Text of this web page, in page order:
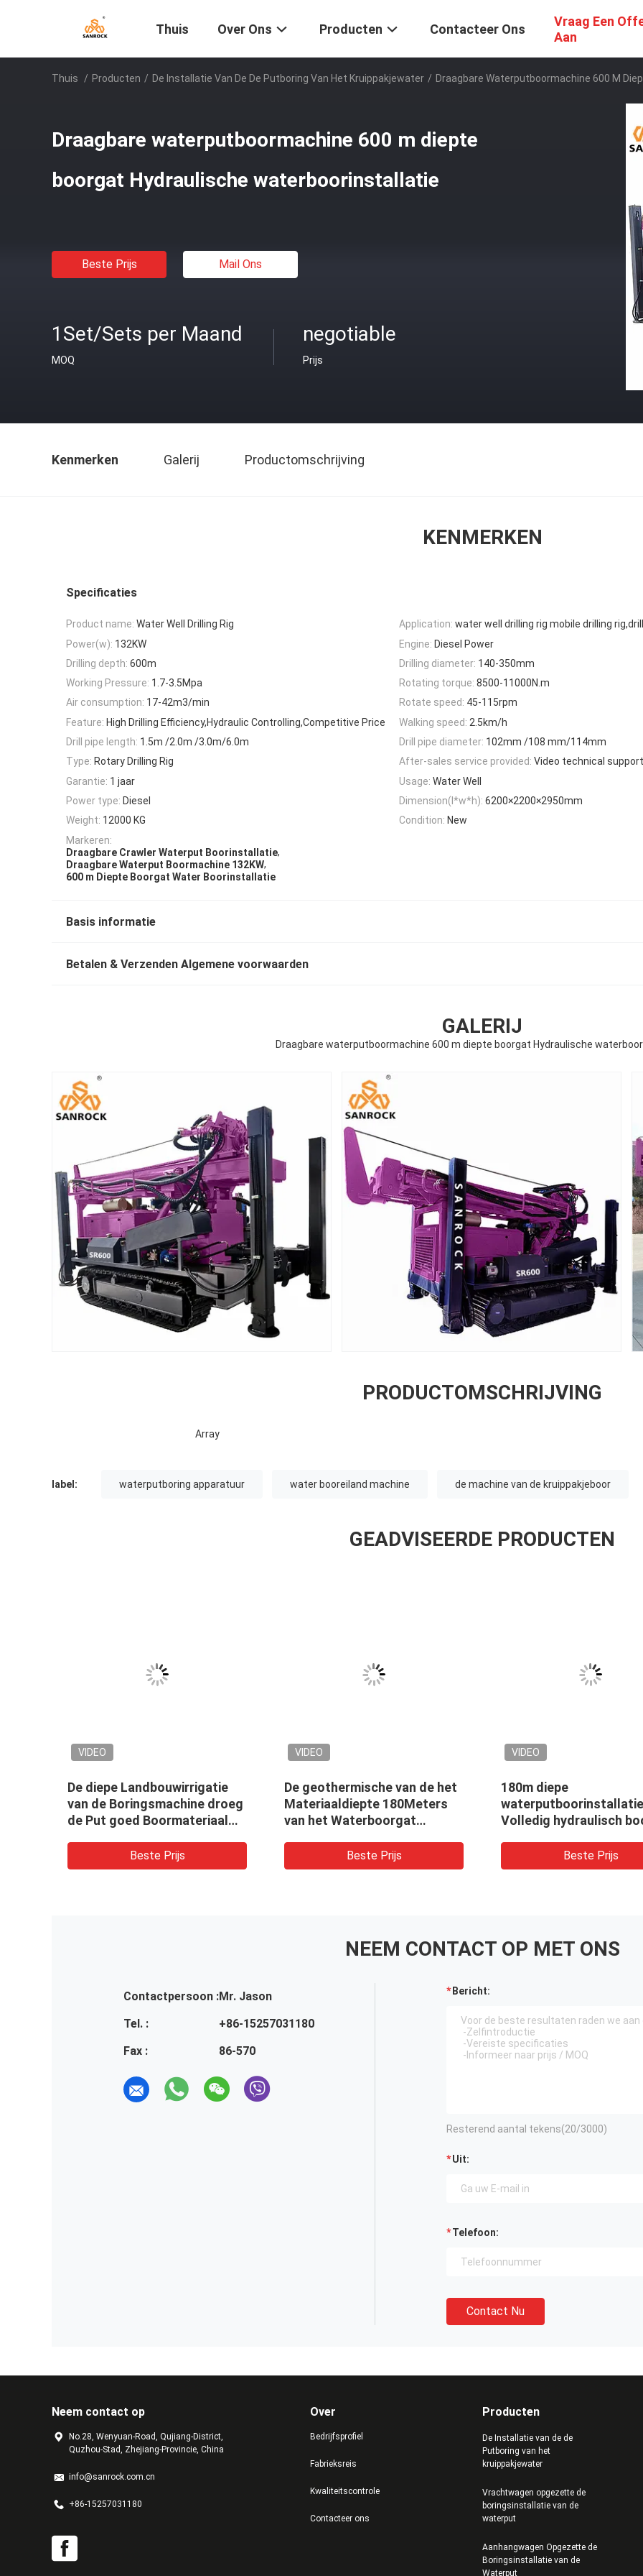
Thuis Over Ons Producten Contacteer Ons
Vraag Een
Aan
Thuis / Producten / De Installatie Van De De Putboring Van Het Kruippakjewater / Draagbare Waterputboormachine 600 M
Draagbare waterputboormachine 600 m diepte
boorgat Hydraulische waterboorinstallatie
Beste Prijs Mail Ons
1Set/Sets per Maand
MOQ
negotiable
Prijs
Kenmerken Galerij Productomschrijving
KENMERKEN
Specificaties
Product name: Water Well Drilling Rig Application: water well drilling rig mobile drilling
Power(w): 132KW Engine: Diesel Power
Drilling depth: 600m Drilling diameter: 140-350mm
Working Pressure: 1.7-3.5Mpa Rotating torque: 8500-11000N.m
Air consumption: 17-42m3/min Rotate speed: 45-115rpm
Feature: High Drilling Efficiency,Hydraulic Controlling,Competitive Price Walking speed: 2.5km/h
Drill pipe length: 1.5m /2.0m /3.0m/6.0m Drill pipe diameter: 102mm /108 mm/114mm
Type: Rotary Drilling Rig After-sales service provided: Video technical support
Garantie: 1 jaar Usage: Water Well
Power type: Diesel Dimension(l*w*h): 6200×2200×2950mm
Weight: 12000 KG Condition: New
Markeren:
Draagbare Crawler Waterput Boorinstallatie,
Draagbare Waterput Boormachine 132KW,
600 m Diepte Boorgat Water Boorinstallatie
Basis informatie
Betalen & Verzenden Algemene voorwaarden
GALERIJ
Draagbare waterputboormachine 600 m diepte boorgat Hydraulische
PRODUCTOMSCHRIJVING
Array
label: waterputboring apparatuur water booreiland machine de machine van de kruippakjeboor
GEADVISEERDE PRODUCTEN
VIDEO
De diepe Landbouwirrigatie
van de Boringsmachine droeg
de Put goed Boormateriaal
Beste Prijs
VIDEO
De geothermische van de het
Materiaaldiepte 180Meters
van het Waterboorgat
Waterput Hydraulische
Beste Prijs
VIDEO
180m diepe
waterputboorinstallatie
Volledig hydraulisch
waterboorinstallatie
Beste Prijs
NEEM CONTACT OP MET ONS
Contactpersoon :Mr. Jason
Tel. :
+86-15257031180
Fax :
86-570
Bericht:
Resterend aantal tekens(20/3000)
Uit:
Telefoon:
Contact Nu
Neem contact op
No.28, Wenyuan-Road, Qujiang-District,
Quzhou-Stad, Zhejiang-Provincie, China
info@sanrock.com.cn
+86-15257031180
Over
Bedrijfsprofiel
Fabrieksreis
Kwaliteitscontrole
Contacteer ons
Producten
De Installatie van de de
Putboring van het
kruippakjewater
Vrachtwagen opgezette de
boringsinstallatie van de
waterput
Aanhangwagen Opgezette de
Boringsinstallatie van de
Waterput